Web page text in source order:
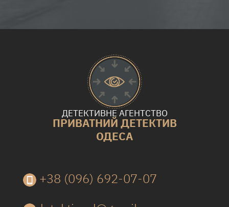
ДЕТЕКТИВНЕ АГЕНТСТВО
ПРИВАТНИЙ ДЕТЕКТИВ
ОДЕСА
+38 (096) 692-07-07